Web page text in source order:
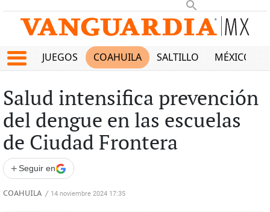
JUEGOS COAHUILA SALTILLO MÉXICO
Salud intensifica prevención
del dengue en las escuelas
de Ciudad Frontera
+ Seguir en
COAHUILA / 14 noviembre 2024 17:35